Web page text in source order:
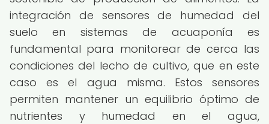
integración de sensores de humedad del
suelo en sistemas de acuaponía es
fundamental para monitorear de cerca las
condiciones del lecho de cultivo, que en este
caso es el agua misma. Estos sensores
permiten mantener un equilibrio óptimo de
nutrientes y humedad en el agua,